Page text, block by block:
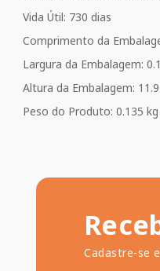
Vida Útil: 730 dias
Comprimento da
Largura da Embalagem:
Altura da Embalagem:
Peso do Produto: 0.135 kg
Cadastre-se